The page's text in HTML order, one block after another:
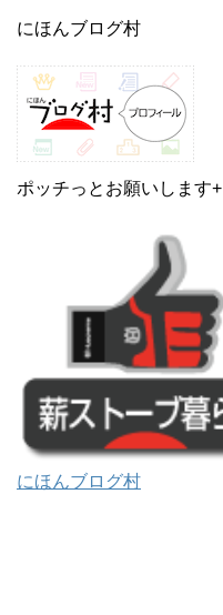
にほんブログ村
ポッチっとお願いします+
にほんブログ村